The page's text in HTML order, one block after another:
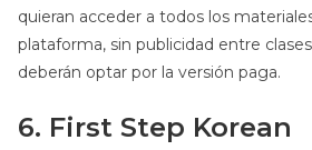
quieran acceder a todos los
plataforma, sin publicidad entre
deberán optar por la versión paga.
6. First Step Korean